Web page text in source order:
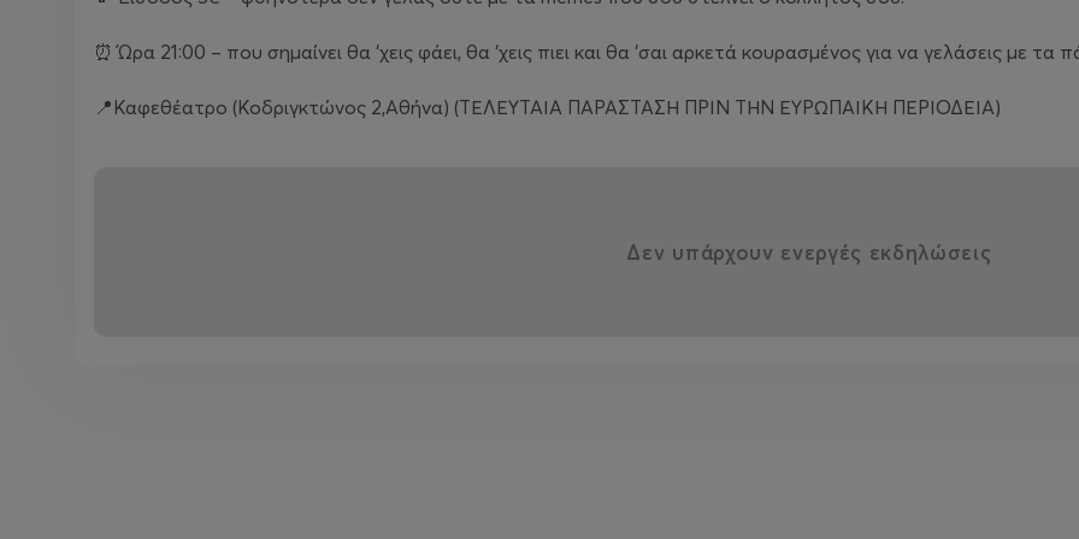
⏰ Ώρα 21:00 – που σημαίνει θα ‘χεις φάει, θα ‘χεις πιει και θα ‘σαι αρκετά κουρασμένος για να γελάσεις με τα
📍Καφεθέατρο (Κοδριγκτώνος 2,Αθήνα) (ΤΕΛΕΥΤΑΙΑ ΠΑΡΑΣΤΑΣΗ ΠΡΙΝ ΤΗΝ ΕΥΡΩΠΑΙΚΗ ΠΕΡΙΟΔΕΙΑ)
Δεν υπάρχουν ενεργές εκδηλώσεις